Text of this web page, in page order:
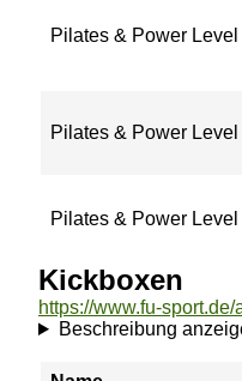
Pilates & Power Level
Pilates & Power Level
Pilates & Power Level
Kickboxen
https://www.fu-
Beschreibung